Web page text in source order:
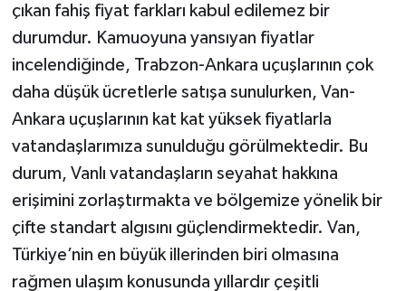
çıkan fahiş fiyat farkları kabul edilemez bir
durumdur. Kamuoyuna yansıyan fiyatlar
incelendiğinde, Trabzon-Ankara uçuşlarının çok
daha düşük ücretlerle satışa sunulurken, Van-
Ankara uçuşlarının kat kat yüksek fiyatlarla
vatandaşlarımıza sunulduğu görülmektedir. Bu
durum, Vanlı vatandaşların seyahat hakkına
erişimini zorlaştırmakta ve bölgemize yönelik bir
çifte standart algısını güçlendirmektedir. Van,
Türkiye’nin en büyük illerinden biri olmasına
rağmen ulaşım konusunda yıllardır çeşitli